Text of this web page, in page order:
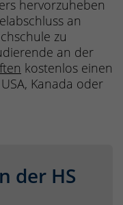
hervorzuheben
an
zu
an der
kostenlos einen
Kanada oder
der HS